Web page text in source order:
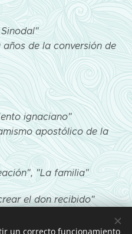
de la conversión de
ignaciano"
apostólico de la
"La familia"
el don recibido"
un correcto funcionamiento